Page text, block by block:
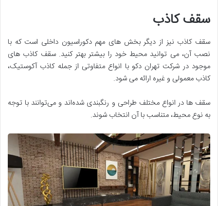
سقف کاذب
سقف کاذب نیز از دیگر بخش های مهم دکوراسیون داخلی است که با
نصب آن، می توانید محیط خود را بیشتر بهتر کنید. سقف کاذب های
موجود در شرکت تهران دکو با انواع متفاوتی از جمله کاذب آکوستیک،
کاذب معمولی و غیره ارائه می شود.
سقف ها در انواع مختلف طراحی و رنگبندی شده‌اند و می‌توانند با توجه
به نوع محیط، متناسب با آن انتخاب شوند.